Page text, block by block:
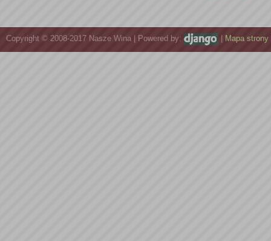
Copyright © 2008-2017 Nasze Wina | Powered by: Mapa strony